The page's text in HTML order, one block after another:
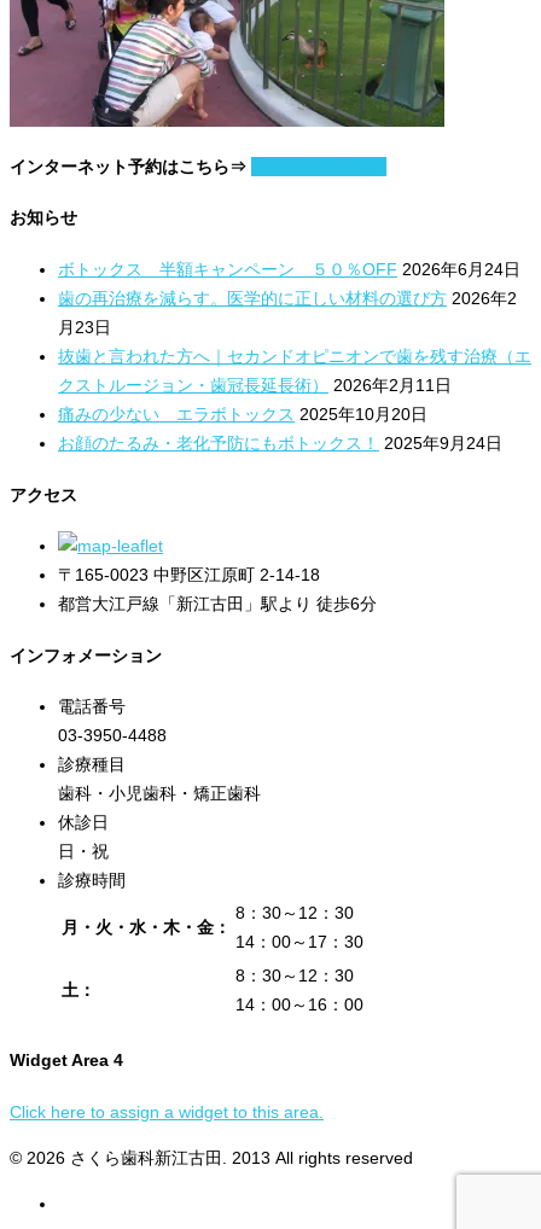
インターネット予約はこちら⇒
お知らせ
ボトックス 半額キャンペーン ５０％OFF 2026年6月24日
歯の再治療を減らす。医学的に正しい材料の選び方 2026年2
月23日
抜歯と言われた方へ｜セカンドオピニオンで歯を残す治療（エ
クストルージョン・歯冠長延長術）
2026年2月11日
痛みの少ない エラボトックス 2025年10月20日
お顔のたるみ・老化予防にもボトックス！
2025年9月24日
アクセス
〒165-0023 中野区江原町 2-14-18
都営大江戸線「新江古田」駅より 徒歩6分
インフォメーション
電話番号
03-3950-4488
診療種目
歯科・小児歯科・矯正歯科
休診日
日・祝
診療時間
月・火・水・木・金：
8：30～12：30
14：00～17：30
土：
8：30～12：30
14：00～16：00
Widget Area 4
Click here to assign a widget to this area.
© 2026 さくら歯科新江古田. 2013 All rights reserved